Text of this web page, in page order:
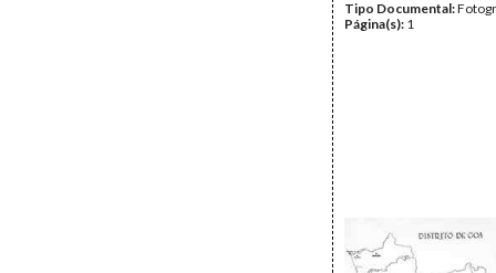
Tipo Documental:
Página(s): 1